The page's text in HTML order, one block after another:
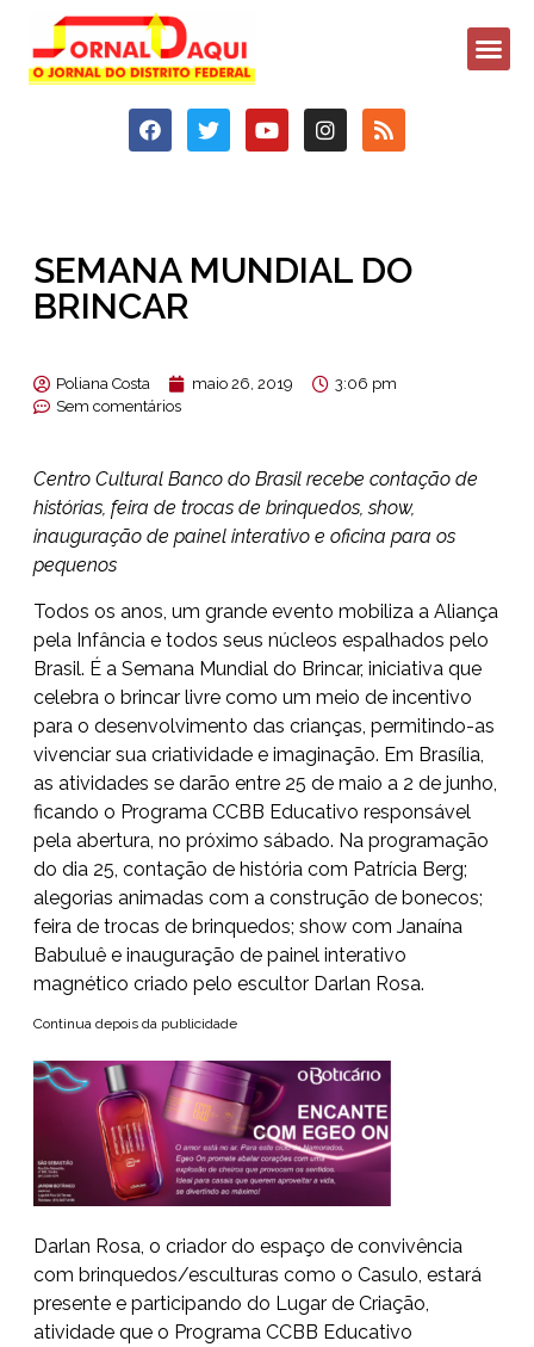
SEMANA MUNDIAL DO
BRINCAR
Poliana Costa maio 26, 2019
3:06 pm
Sem comentários
Centro Cultural Banco do Brasil recebe contação de
histórias, feira de trocas de brinquedos, show,
inauguração de painel interativo e oficina para os
pequenos
Todos os anos, um grande evento mobiliza a Aliança
pela Infância e todos seus núcleos espalhados pelo
Brasil. É a Semana Mundial do Brincar, iniciativa que
celebra o brincar livre como um meio de incentivo
para o desenvolvimento das crianças, permitindo-as
vivenciar sua criatividade e imaginação. Em Brasília,
as atividades se darão entre 25 de maio a 2 de junho,
ficando o Programa CCBB Educativo responsável
pela abertura, no próximo sábado. Na programação
do dia 25, contação de história com Patrícia Berg;
alegorias animadas com a construção de bonecos;
feira de trocas de brinquedos; show com Janaína
Babuluê e inauguração de painel interativo
magnético criado pelo escultor Darlan Rosa.
Continua depois da publicidade
Darlan Rosa, o criador do espaço de convivência
com brinquedos/esculturas como o Casulo, estará
presente e participando do Lugar de Criação,
atividade que o Programa CCBB Educativo